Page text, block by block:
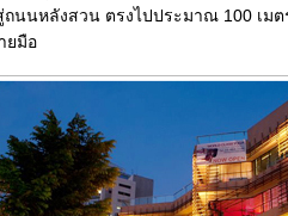
นนหลังสวน ตรงไปประมาณ 100 เมต
ยมือ